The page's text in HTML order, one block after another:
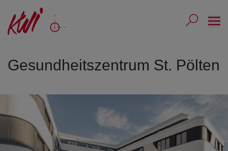
Submit
Gesundheitszentrum St. Pölten